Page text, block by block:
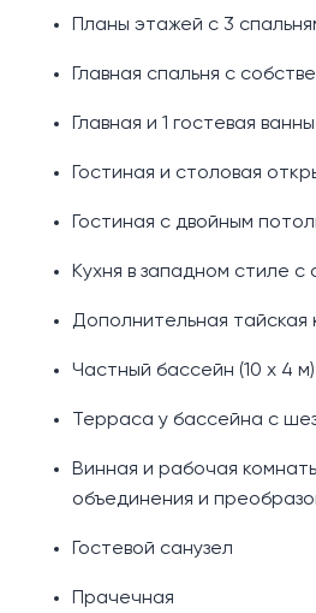
Планы этажей с 3
Главная спальня с
Главная и 1 гостевая
Гостиная и столовая
Гостиная с двойным
Кухня в западном стиле с
Дополнительная тайская
Частный бассейн (10 х 4 м)
Терраса у бассейна с
Винная и рабочая
объединения и
Гостевой санузел
Прачечная